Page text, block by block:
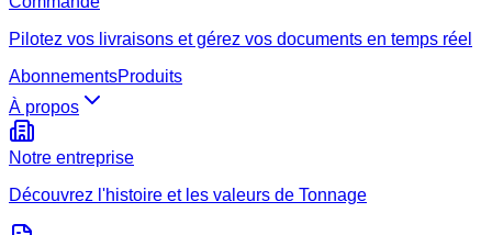
Pilotez vos livraisons et gérez vos documents en temps réel
AbonnementsProduits
À propos
Notre entreprise
Découvrez l'histoire et les valeurs de Tonnage